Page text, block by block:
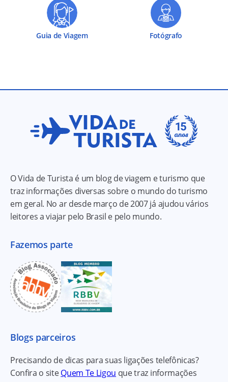
Guia de Viagem Fotógrafo
O Vida de Turista é um blog de viagem e turismo que
traz informações diversas sobre o mundo do turismo
em geral. No ar desde março de 2007 já ajudou vários
leitores a viajar pelo Brasil e pelo mundo.
Fazemos parte
Blogs parceiros
Precisando de dicas para suas ligações telefônicas?
Confira o siteQuem Te Ligou que traz informações